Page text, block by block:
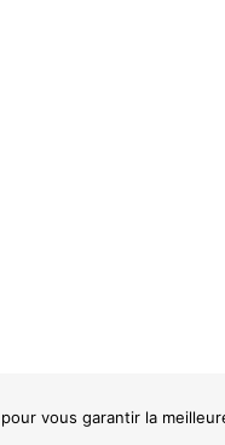
vous garantir la